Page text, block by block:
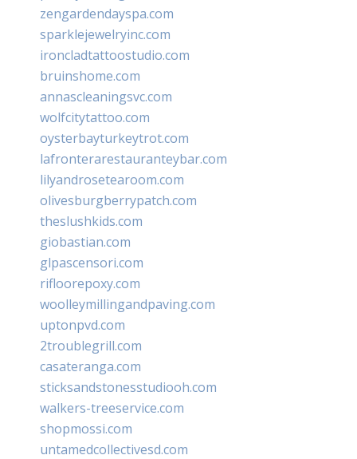
zengardendayspa.com
sparklejewelryinc.com
ironcladtattoostudio.com
bruinshome.com
annascleaningsvc.com
wolfcitytattoo.com
oysterbayturkeytrot.com
lafronterarestauranteybar.com
lilyandrosetearoom.com
olivesburgberrypatch.com
theslushkids.com
giobastian.com
glpascensori.com
rifloorepoxy.com
woolleymillingandpaving.com
uptonpvd.com
2troublegrill.com
casateranga.com
sticksandstonesstudiooh.com
walkers-treeservice.com
shopmossi.com
untamedcollectivesd.com